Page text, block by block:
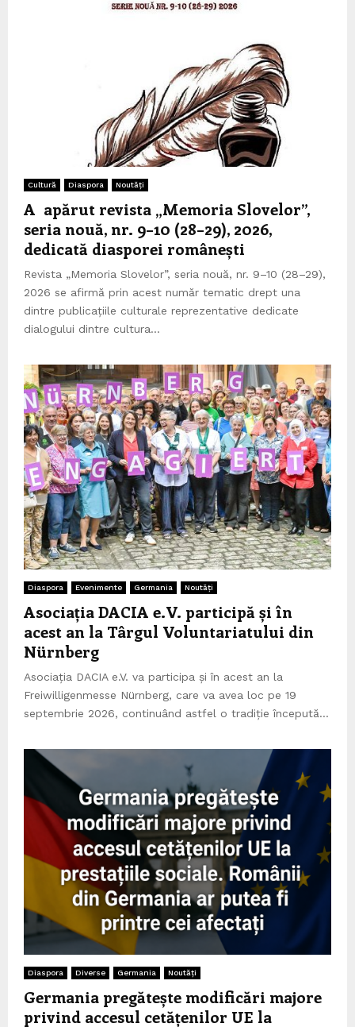
Cultură Diaspora Noutăți
A apărut revista „Memoria Slovelor”,
seria nouă, nr. 9–10 (28–29), 2026,
dedicată diasporei românești
Revista „Memoria Slovelor”, seria nouă, nr. 9–10 (28–29),
2026 se afirmă prin acest număr tematic drept una
dintre publicațiile culturale reprezentative dedicate
dialogului dintre cultura...
Diaspora Evenimente Germania Noutăți
Asociația DACIA e.V. participă și în
acest an la Târgul Voluntariatului din
Nürnberg
Asociația DACIA e.V. va participa și în acest an la
Freiwilligenmesse Nürnberg, care va avea loc pe 19
septembrie 2026, continuând astfel o tradiție începută...
Diaspora Diverse Germania Noutăți
Germania pregătește modificări majore
privind accesul cetățenilor UE la